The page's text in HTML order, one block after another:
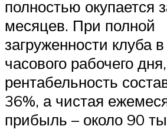
полностью окупается
месяцев. При полной
загруженности клуба
часового рабочего дня,
рентабельность
36%, а чистая
прибыль – около 90